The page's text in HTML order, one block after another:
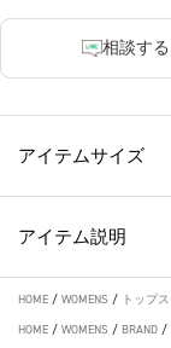
相談する
アイテムサイズ
アイテム説明
HOME / WOMENS / トップス
HOME / WOMENS / BRAND /